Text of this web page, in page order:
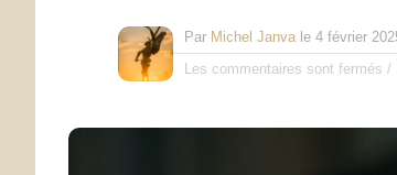
Par Michel Janva le 4 février
Les commentaires sont fermés /